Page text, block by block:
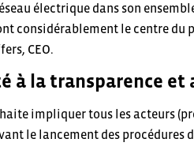
électrique dans son
considérablement le centre du
CEO.
à la transparence et
impliquer tous les acteurs
le lancement des